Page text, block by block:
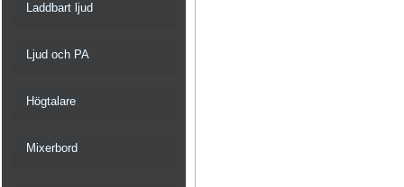
Laddbart ljud
Ljud och PA
Högtalare
Mixerbord